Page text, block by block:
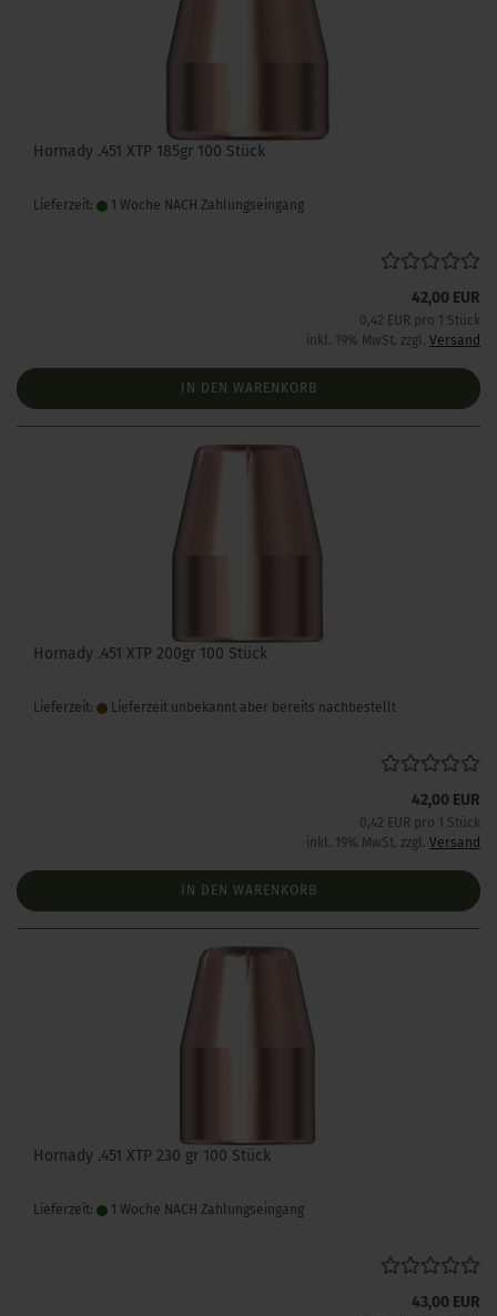
Hornady .451 XTP 185gr 100 Stück
Lieferzeit: 1 Woche NACH Zahlungseingang
42,00 EUR
0,42 EUR pro 1 Stück
inkl. 19% MwSt. zzgl. Versand
IN DEN WARENKORB
Hornady .451 XTP 200gr 100 Stück
Lieferzeit: Lieferzeit unbekannt aber bereits nachbestellt
42,00 EUR
0,42 EUR pro 1 Stück
inkl. 19% MwSt. zzgl. Versand
IN DEN WARENKORB
Hornady .451 XTP 230 gr 100 Stück
Lieferzeit: 1 Woche NACH Zahlungseingang
43,00 EUR